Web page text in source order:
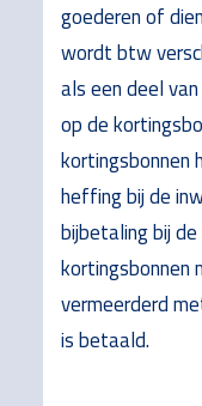
goederen of
wordt btw
als een deel
op de
heffing bij de
bijbetaling bij
kortingsbonnen
vermeerderd
is betaald.